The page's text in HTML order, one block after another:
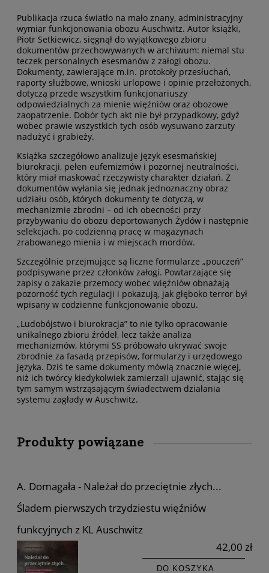
Publikacja rzuca światło na mało znany, administracyjny
wymiar funkcjonowania obozu Auschwitz. Autor książki,
Piotr Setkiewicz, sięgnął do wyjątkowego zbioru
dokumentów przechowywanych w archiwum: niemal stu
teczek personalnych esesmanów z załogi obozu.
Dokumenty, zawierające m.in. protokoły przesłuchań,
raporty służbowe, wnioski urlopowe i opinie przełożonych,
dotyczą przede wszystkim funkcjonariuszy
odpowiedzialnych za mienie więźniów oraz obozowe
zaopatrzenie. Dobór tych akt nie był przypadkowy, gdyż
wobec prawie wszystkich tych osób wysuwano zarzuty
nadużyć i grabieży.
Książka szczegółowo analizuje język esesmańskiej
biurokracji, pełen eufemizmów i pozornej neutralności,
który miał maskować rzeczywisty charakter działań. Z
dokumentów wyłania się jednak jednoznaczny obraz
udziału osób, których dokumenty te dotyczą, w
mechanizmie zbrodni – od ich obecności przy
przybywaniu do obozu deportowanych Żydów i następnie
selekcjach, po codzienną pracę w magazynach
zrabowanego mienia i w miejscach mordów.
Szczególnie przejmujące są liczne formularze „pouczeń”
podpisywane przez członków załogi. Powtarzające się
zapisy o zakazie przemocy wobec więźniów obnażają
pozorność tych regulacji i pokazują, jak głęboko terror był
wpisany w codzienne funkcjonowanie obozu.
„Ludobójstwo i biurokracja” to nie tylko opracowanie
unikalnego zbioru źródeł, lecz także analiza
mechanizmów, którymi SS próbowało ukrywać swoje
zbrodnie za fasadą przepisów, formularzy i urzędowego
języka. Dziś te same dokumenty mówią znacznie więcej,
niż ich twórcy kiedykolwiek zamierzali ujawnić, stając się
tym samym wstrząsającym świadectwem działania
systemu zagłady w Auschwitz.
Produkty powiązane
A. Domagała - Należał do przeciętnie złych...
Śladem pierwszych trzydziestu więźniów
funkcyjnych z KL Auschwitz
42,00 zł
DO KOSZYKA